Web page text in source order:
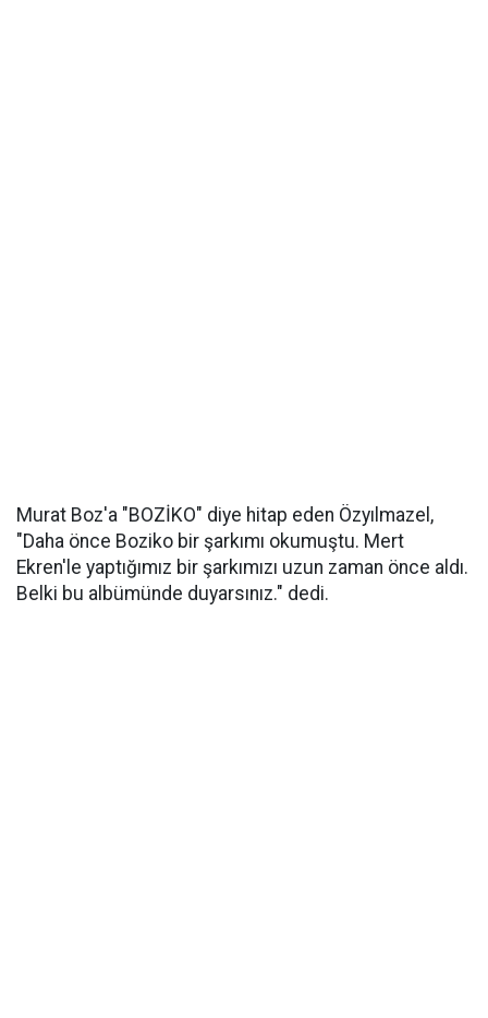
Murat Boz'a "BOZİKO" diye hitap eden Özyılmazel,
"Daha önce Boziko bir şarkımı okumuştu. Mert
Ekren'le yaptığımız bir şarkımızı uzun zaman önce aldı.
Belki bu albümünde duyarsınız." dedi.